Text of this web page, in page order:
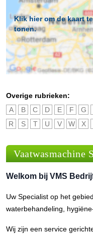
Klik hier om de kaart te
tonen.
Overige rubrieken:
A
B C D E F G
R
S T U V W X
Vaatwasmachine
Welkom bij VMS
Uw Specialist op het
waterbehandeling,
Wij zijn een service